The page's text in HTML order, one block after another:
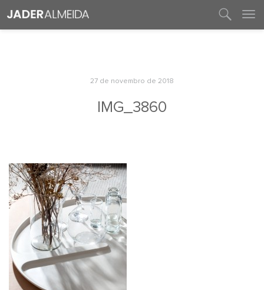
27 de novembro de 2018
IMG_3860